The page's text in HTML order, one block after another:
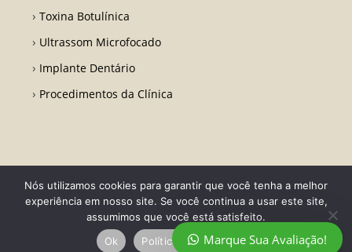
Toxina Botulínica
Ultrassom Microfocado
Implante Dentário
Procedimentos da Clínica
Todos os direitos reservados - Dr. Fabio Ricardo Barros | CRO RJ 31728-
Desenvolvido por LA Comunicações
Política de privacidade Termo de Uso Contato
Marque Sua Avaliação!
Nós utilizamos cookies para garantir que você tenha a melhor
experiência em nosso site. Se você continua a usar este site,
assumimos que você está satisfeito.
Ok
Política de privacidade